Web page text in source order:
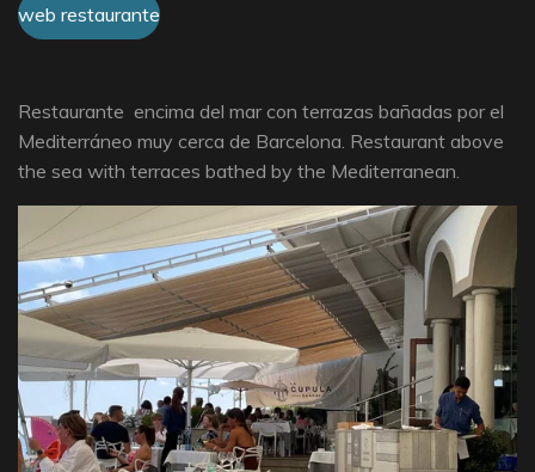
web restaurante
Restaurante encima del mar con terrazas bañadas por el
Mediterráneo muy cerca de Barcelona. Restaurant above
the sea with terraces bathed by the Mediterranean.